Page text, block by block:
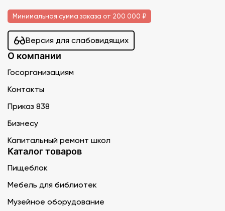
Минимальная сумма заказа от 200 000 ₽
Версия для слабовидящих
О компании
Госорганизациям
Контакты
Приказ 838
Бизнесу
Капитальный ремонт школ
Каталог товаров
Пищеблок
Мебель для библиотек
Музейное оборудование